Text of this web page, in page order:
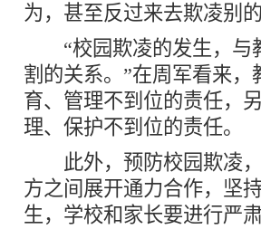
为，甚至反过来去欺凌别
“校园欺凌的发生，与
割的关系。”在周军看来
育、管理不到位的责任，
理、保护不到位的责任。
此外，预防校园欺凌，
方之间展开通力合作，坚
生，学校和家长要进行严